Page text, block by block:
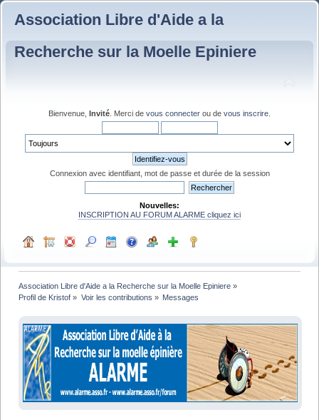
Association Libre d'Aide a la
Recherche sur la Moelle Epiniere
Bienvenue, Invité . Merci de vous connecter ou de vous inscrire
Connexion avec identifiant, mot de passe et durée de la session
Nouvelles:
INSCRIPTION AU FORUM ALARME cliquez ici
Association Libre d'Aide a la Recherche sur la Moelle Epiniere »
Profil de Kristof » Voir les contributions » Messages